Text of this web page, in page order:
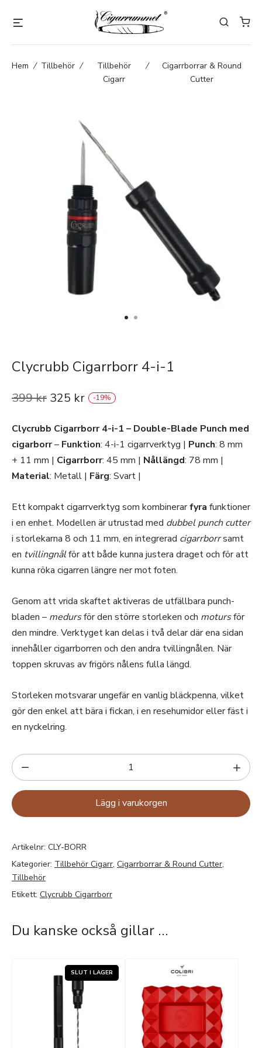
Hem / Tillbehör /
Tillbehör
Cigarr
/
Cigarrborrar & Round
Cutter
Clycrubb Cigarrborr 4-i-1
399kr 325 kr -19%
Clycrubb Cigarrborr 4-i-1 – Double-Blade Punch med
cigarborr– Funktion: 4-i-1 cigarrverktyg | Punch: 8 mm
+ 11 mm | Cigarrborr: 45 mm | Nållängd: 78 mm |
Material: Metall | Färg: Svart |
Ett kompakt cigarrverktyg som kombinerarfyra funktioner
i en enhet. Modellen är utrustad med dubbel punch cutter
i storlekarna 8 och 11 mm, en integrerad cigarrborrsamt
en tvillingnålför att både kunna justera draget och för att
kunna röka cigarren längre ner mot foten.
Genom att vrida skaftet aktiveras de utfällbara punch-
bladen – medursför den större storleken och motursför
den mindre. Verktyget kan delas i två delar där ena sidan
innehåller cigarrborren och den andra tvillingnålen. När
toppen skruvas av frigörs nålens fulla längd.
Storleken motsvarar ungefär en vanlig bläckpenna, vilket
gör den enkel att bära i fickan, i en resehumidor eller fäst i
en nyckelring.
Lägg i varukorgen
Artikelnr: CLY-BORR
Kategorier: Tillbehör Cigarr, Cigarrborrar & Round Cutter,
Tillbehör
Etikett: Clycrubb Cigarrborr
Du kanske också gillar …